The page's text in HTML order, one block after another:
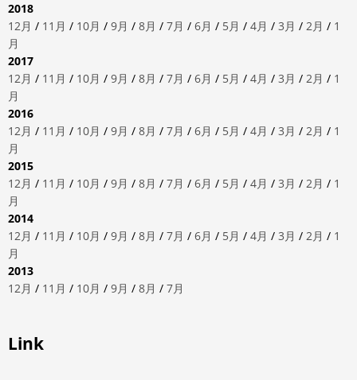
2018
12月 / 11月 / 10月 / 9月 / 8月 / 7月 / 6月 / 5月 / 4月 / 3月 / 2月 / 1
月
2017
12月 / 11月 / 10月 / 9月 / 8月 / 7月 / 6月 / 5月 / 4月 / 3月 / 2月 / 1
月
2016
12月 / 11月 / 10月 / 9月 / 8月 / 7月 / 6月 / 5月 / 4月 / 3月 / 2月 / 1
月
2015
12月 / 11月 / 10月 / 9月 / 8月 / 7月 / 6月 / 5月 / 4月 / 3月 / 2月 / 1
月
2014
12月 / 11月 / 10月 / 9月 / 8月 / 7月 / 6月 / 5月 / 4月 / 3月 / 2月 / 1
月
2013
12月 / 11月 / 10月 / 9月 / 8月 / 7月
Link